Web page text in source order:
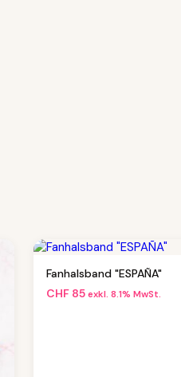
Fanhalsband "ESPAÑA"
CHF 85exkl. 8.1% MwSt.